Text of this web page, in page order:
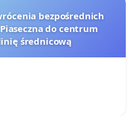
bezpośrednich
do centrum
średnicową